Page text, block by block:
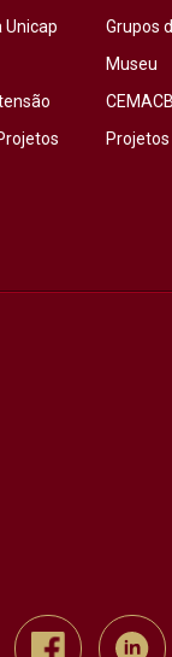
Unicap
Grupos
Museu
Projetos